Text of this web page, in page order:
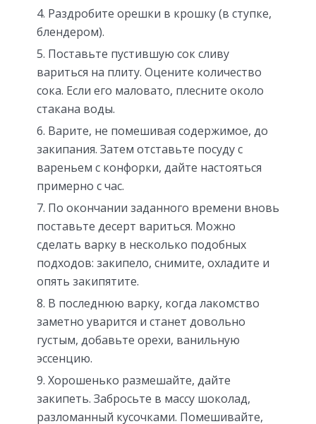
Раздробите орешки в крошку (в ступке,
блендером).
Поставьте пустившую сок сливу
вариться на плиту. Оцените количество
сока. Если его маловато, плесните около
стакана воды.
Варите, не помешивая содержимое, до
закипания. Затем отставьте посуду с
вареньем с конфорки, дайте настояться
примерно с час.
По окончании заданного времени вновь
поставьте десерт вариться. Можно
сделать варку в несколько подобных
подходов: закипело, снимите, охладите и
опять закипятите.
В последнюю варку, когда лакомство
заметно уварится и станет довольно
густым, добавьте орехи, ванильную
эссенцию.
Хорошенько размешайте, дайте
закипеть. Забросьте в массу шоколад,
разломанный кусочками. Помешивайте,